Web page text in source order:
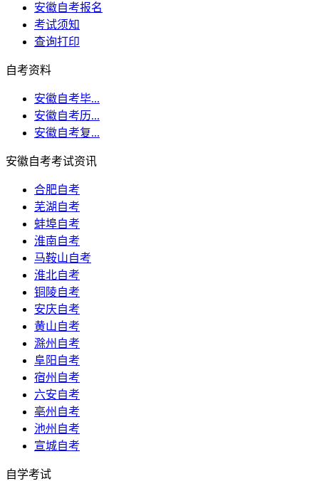
安徽自考报名
考试须知
查询打印
自考资料
安徽自考毕...
安徽自考历...
安徽自考复...
安徽自考考试资讯
合肥自考
芜湖自考
蚌埠自考
淮南自考
马鞍山自考
淮北自考
铜陵自考
安庆自考
黄山自考
滁州自考
阜阳自考
宿州自考
六安自考
亳州自考
池州自考
宣城自考
自学考试